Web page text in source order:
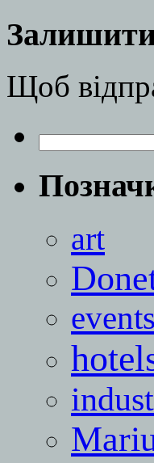
Залишити
Щоб
art
events